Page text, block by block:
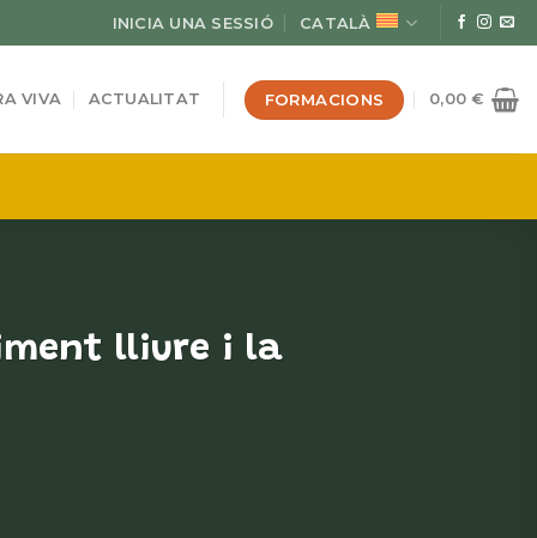
INICIA UNA SESSIÓ CATALÀ
VIVA ACTUALITAT FORMACIONS 0,00€
lliure i la